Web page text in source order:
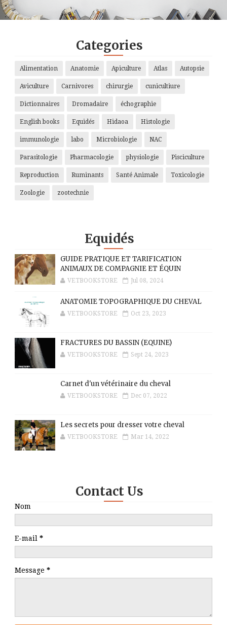
.
.
Categories
Alimentation Anatomie Apiculture Atlas Autopsie
Aviculture Carnivores chirurgie cunicultiure
Dictionnaires Dromadaire échographie
English books Equidés Hidaoa Histologie
immunologie labo Microbiologie NAC
Parasitologie Pharmacologie physiologie Pisciculture
Reproduction Ruminants Santé Animale Toxicologie
Zoologie zootechnie
Equidés
GUIDE PRATIQUE ET TARIFICATION
ANIMAUX DE COMPAGNIE ET ÉQUIN
VETBOOKSTORE Jul 08, 2024
ANATOMIE TOPOGRAPHIQUE DU CHEVAL
VETBOOKSTORE Oct 23, 2023
FRACTURES DU BASSIN (EQUINE)
VETBOOKSTORE Sept 24, 2023
Carnet d'un vétérinaire du cheval
VETBOOKSTORE Dec 07, 2022
Les secrets pour dresser votre cheval
VETBOOKSTORE Mar 14, 2022
Contact Us
Nom
E-mail *
Message *